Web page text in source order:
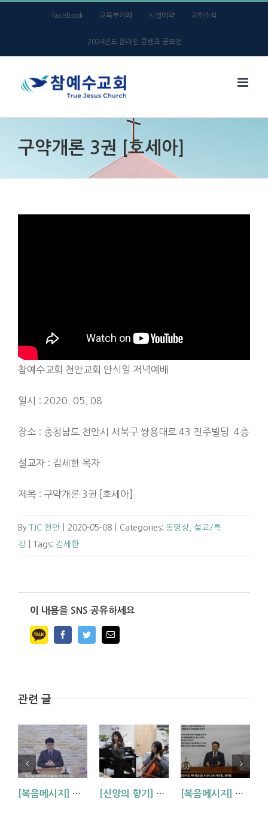
facebook 교육부카페 시설예약 교회소식
2024년도 온라인 콘텐츠 공모전
구약개론 3권 [호세아]
참예수교회 천안교회 안식일 저녁예배
일시 : 2020. 05. 08
장소 : 충청남도 천안시 서북구 쌍용대로 43 진주빌딩 4층
설교자 : 김세한 목자
제목 : 구약개론 3권 [호세아]
By TJC 천안 2020-05-08 Categories: 동영상
설교/특
강
Tags: 김세한
이 내용을 SNS 공유하세요
FacebookTwitterEmail
관련 글
[복음메시지] 하나님 아버지의 마음 (눅15:11~24) [신앙의 향기] 악기 찬양팀 찬양 발표 – 내 진정 사모하는 [복음메시지] 예배자를 찾으시는 하나님 (요한복음 4장 20-24절)